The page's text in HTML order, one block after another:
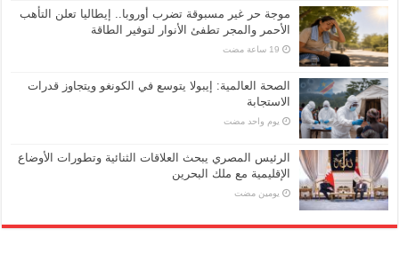
موجة حر غير مسبوقة تضرب أوروبا.. إيطاليا تعلن التأهب
الأحمر والمجر تطفئ الأنوار لتوفير الطاقة
الصحة العالمية: إيبولا يتوسع في الكونغو ويتجاوز قدرات
الاستجابة
‏يوم واحد مضت
الرئيس المصري يبحث العلاقات الثنائية وتطورات الأوضاع
الإقليمية مع ملك البحرين
‏يومين مضت